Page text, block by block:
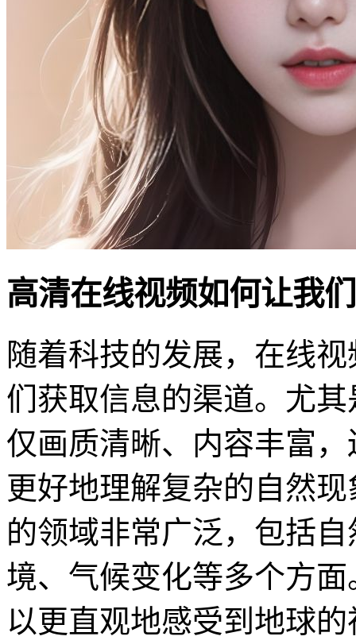
高清在线视频如何让我
随着科技的发展，在线
们获取信息的渠道。尤
仅画质清晰、内容丰富
更好地理解复杂的自然
的领域非常广泛，包括
境、气候变化等多个方
以更直观地感受到地球